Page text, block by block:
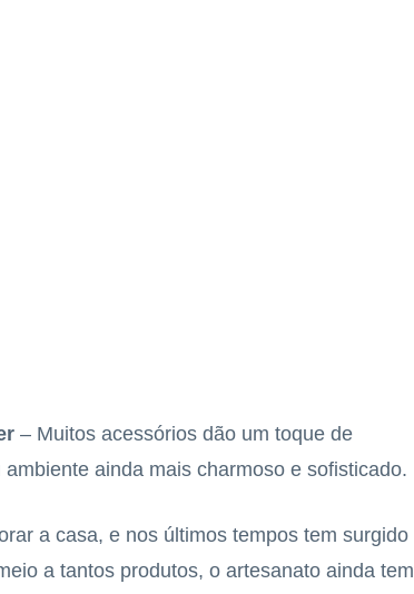
– Muitos acessórios dão um toque de
ainda mais charmoso e sofisticado.
a casa, e nos últimos tempos tem surgido
a tantos produtos, o artesanato ainda tem